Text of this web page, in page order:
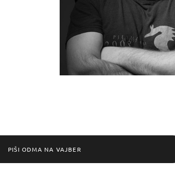
PIŠI ODMA NA VAJBER